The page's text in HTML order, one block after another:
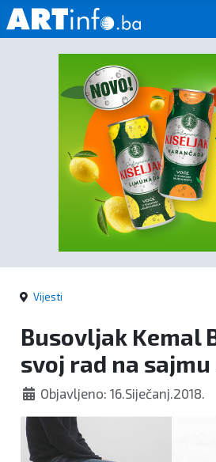
Početna
Sport
kronika
Politika
Zanimljivosti
Vijesti
Busovljak Kemal
svoj rad na
Objavljeno: 16.Siječanj.2018.